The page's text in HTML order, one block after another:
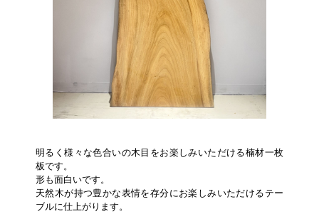
明るく様々な色合いの木目をお楽しみいただける楠材一枚
板です。
形も面白いです。
天然木が持つ豊かな表情を存分にお楽しみいただけるテー
ブルに仕上がります。